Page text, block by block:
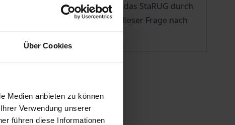
Über Cookies
Medien anbieten zu können
Verwendung unserer
führen diese Informationen
Seither wird diskutiert, ob das StaRUG durch
hat. Der Autor geht dieser Frage nach
unterstreicht.